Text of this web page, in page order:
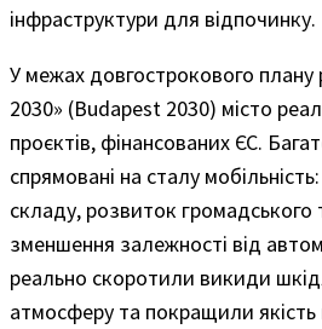
інфраструктури для відпочинку.
У межах довгострокового
2030» (Budapest 2030) місто
проєктів, фінансованих ЄС.
спрямовані на сталу
складу, розвиток громадського
зменшення залежності від
реально скоротили викиди
атмосферу та покращили якість